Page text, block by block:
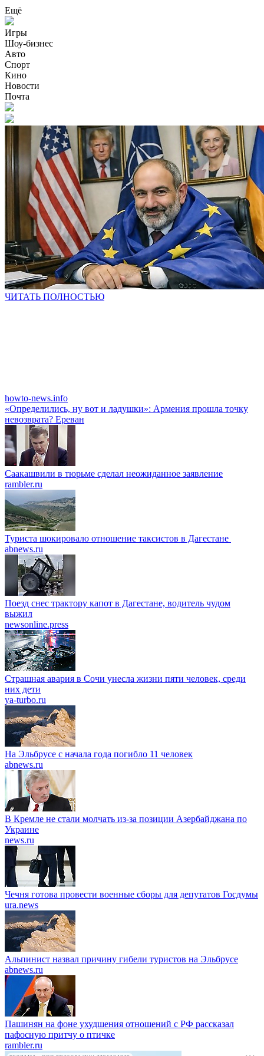
Ещё
Игры
Шоу-бизнес
Авто
Спорт
Кино
Новости
Почта
ЧИТАТЬ ПОЛНОСТЬЮ
howto-news.info
«Определились, ну вот и ладушки»: Армения прошла точку
невозврата? Ереван
Саакашвили в тюрьме сделал неожиданное заявление
rambler.ru
Туриста шокировало отношение таксистов в Дагестане
abnews.ru
Поезд снес трактору капот в Дагестане, водитель чудом
выжил
newsonline.press
Страшная авария в Сочи унесла жизни пяти человек, среди
них дети
ya-turbo.ru
На Эльбрусе с начала года погибло 11 человек
abnews.ru
В Кремле не стали молчать из-за позиции Азербайджана по
Украине
news.ru
Чечня готова провести военные сборы для депутатов Госдумы
ura.news
Альпинист назвал причину гибели туристов на Эльбрусе
abnews.ru
Пашинян на фоне ухудшения отношений с РФ рассказал
пафосную притчу о птичке
rambler.ru